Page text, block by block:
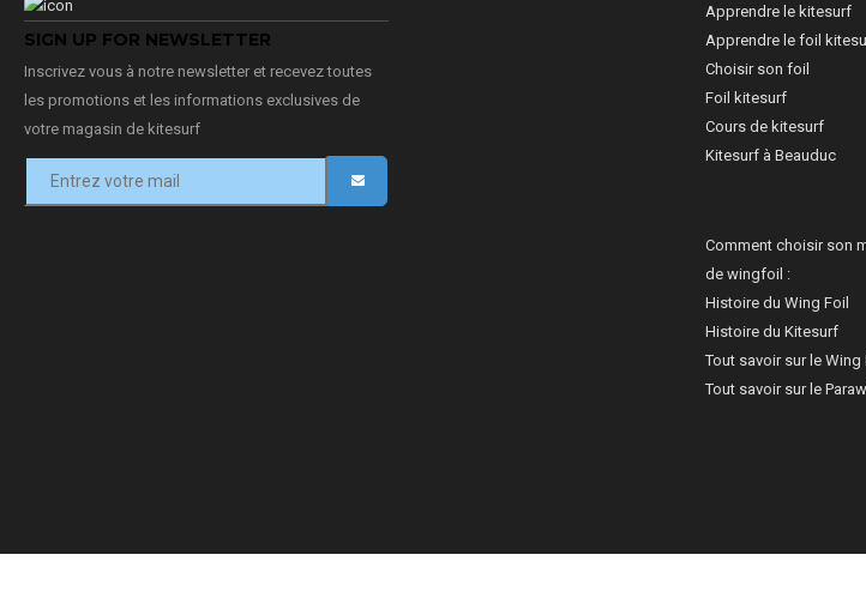
SIGN UP FOR NEWSLETTER
Inscrivez vous à notre newsletter et recevez toutes
les promotions et les informations exclusives de
votre magasin de kitesurf
Apprendre le kitesurf
Apprendre le foil
Choisir son foil
Foil kitesurf
Cours de kitesurf
Kitesurf à Beauduc
Comment choisir son
de wingfoil :
Histoire du Wing Foil
Histoire du Kitesurf
Tout savoir sur le Wing
Tout savoir sur le